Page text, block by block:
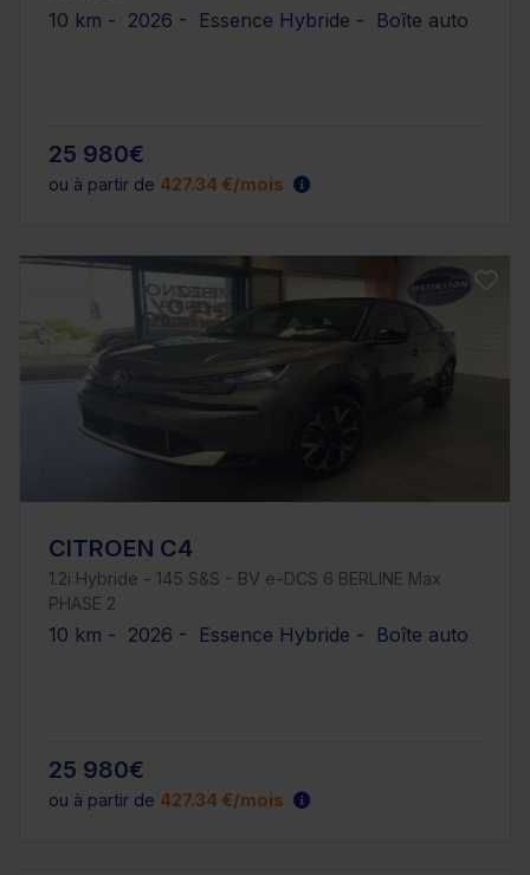
10 km - 2026 - Essence Hybride - Boîte auto
25 980€
ou à partir de 427.34 €/mois
CITROEN C4
1.2i Hybride - 145 S&S - BV e-DCS 6 BERLINE Max
PHASE 2
10 km - 2026 - Essence Hybride - Boîte auto
25 980€
ou à partir de 427.34 €/mois